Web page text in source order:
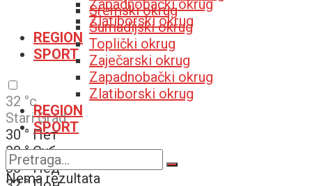
Zapadnobački okrug
Zlatiborski okrug
REGION
SPORT
32 °c
Stari Grad
30 ° Пет
30 ° Суб
30 ° Нед
Sremski okrug
Šumadijski okrug
Toplički okrug
Zaječarski okrug
Zapadnobački okrug
Zlatiborski okrug
REGION
SPORT
Nema rezultata